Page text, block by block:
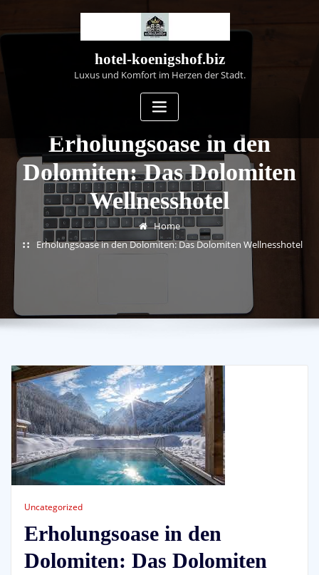
content
hotel-koenigshof.biz
Luxus und Komfort im Herzen der Stadt.
Erholungsoase in den
Dolomiten: Das Dolomiten
Wellnesshotel
Home
Erholungsoase in den Dolomiten: Das Dolomiten Wellnesshotel
Uncategorized
Erholungsoase in den
Dolomiten: Das Dolomiten